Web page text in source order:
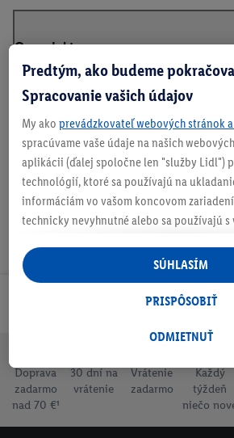
O produkte
Na stiahnutie
Odoberaj
Doprava
zadarmo
nad 70 €¹
30 dní na
vrátenie
Vrátenie
zadarmo
Každý
týždeň
niečo
Predtým, ako budeme
Spracovanie vašich údajov
My ako prevádzkovateľ webových stránok
spracúvame vaše údaje na našich
aplikácii (ďalej spoločne len "služby Lidl")
technológií, ktoré sa používajú na
informáciám vo vašom koncovom
technicky nevyhnutné alebo sa používajú s
personalizovanú reklamu v rámci služieb
ste účastníkom programu Lidl Plus, na
aj údaje z vášho nákupného správania v
následne si vytvoríte účet Lidl Plus alebo
tiež vytvoriť špeciálny online identifikátor
ktorú tam uvediete, aby sme vás mohli
prevádzkovaných tretími stranami a
ODMIETNUŤ
PRISPÔSOBIŤ
SÚHLASÍM